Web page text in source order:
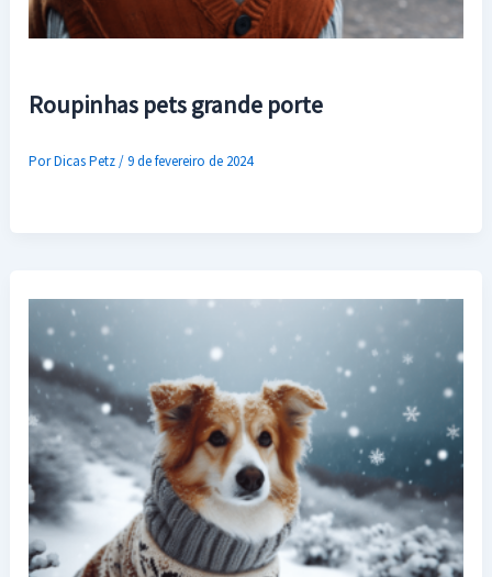
Roupinhas pets grande porte
PorDicas Petz/9 de fevereiro de 2024